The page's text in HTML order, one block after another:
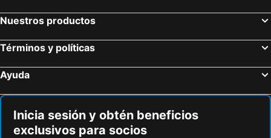
Nuestros productos
Términos y políticas
Ayuda
Inicia sesión y obtén beneficios
exclusivos para socios